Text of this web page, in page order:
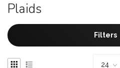
Plaids
Filters